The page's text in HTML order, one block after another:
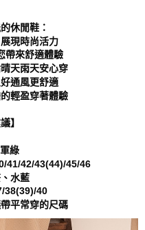
AFTEE先享後付」服務完成之交
，並將交易相關給付款項請求債
網址：
或監護人之同意方可使用
足之情形，本公司將視審查結果
註冊。若發現惡意使用之情形，
使用額度並採取法律行動。
費
休閒鞋：
現時尚活力
帶來舒適體驗
天雨天安心穿
通風更舒適
輕盈穿著體驗
】
綠
41/42/43(44)/45/46
水藍
38(39)/40
平常穿的尺碼